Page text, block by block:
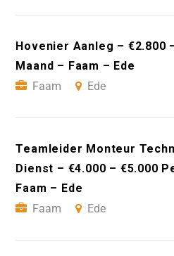
Hovenier Aanleg – €2.800
Maand – Faam – Ede
Faam
Ede
Teamleider Monteur
Dienst – €4.000 – €5.000
Faam – Ede
Faam
Ede